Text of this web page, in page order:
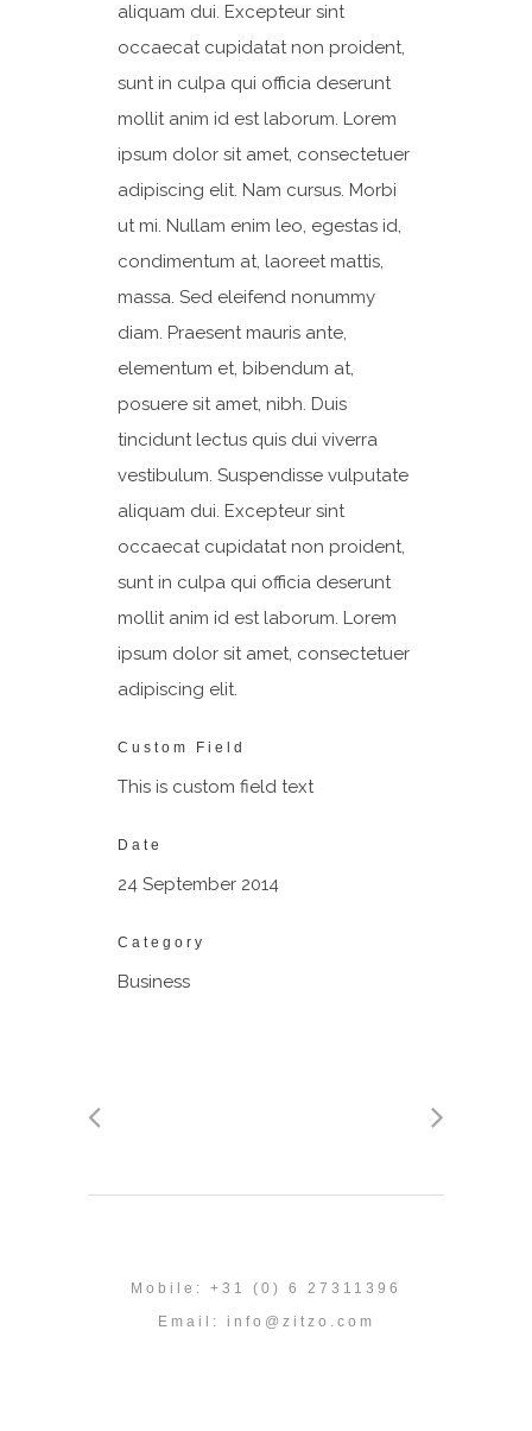
aliquam dui. Excepteur sint
occaecat cupidatat non proident,
sunt in culpa qui officia deserunt
mollit anim id est laborum. Lorem
ipsum dolor sit amet, consectetuer
adipiscing elit. Nam cursus. Morbi
ut mi. Nullam enim leo, egestas id,
condimentum at, laoreet mattis,
massa. Sed eleifend nonummy
diam. Praesent mauris ante,
elementum et, bibendum at,
posuere sit amet, nibh. Duis
tincidunt lectus quis dui viverra
vestibulum. Suspendisse vulputate
aliquam dui. Excepteur sint
occaecat cupidatat non proident,
sunt in culpa qui officia deserunt
mollit anim id est laborum. Lorem
ipsum dolor sit amet, consectetuer
adipiscing elit.
Custom Field
This is custom field text
Date
24 September 2014
Category
Business
Mobile: +31 (0) 6 27311396
Email:
info@zitzo.com